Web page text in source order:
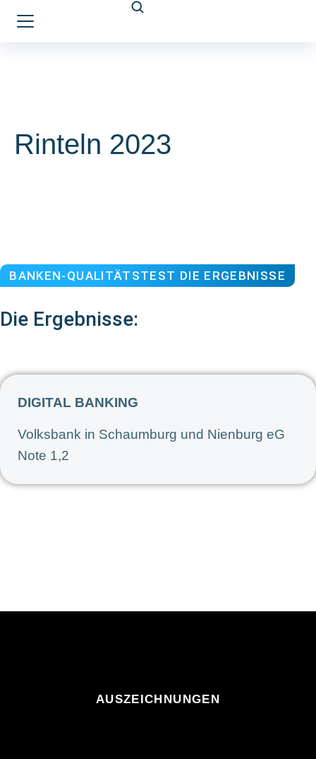
Rinteln 2023
BANKEN-QUALITÄTSTEST DIE ERGEBNISSE
Die Ergebnisse:
DIGITAL BANKING
Volksbank in Schaumburg und Nienburg eG
Note 1,2
AUSZEICHNUNGEN